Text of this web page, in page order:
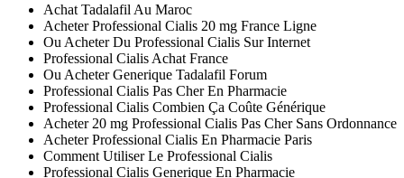
Achat Tadalafil Au Maroc
Acheter Professional Cialis 20 mg France Ligne
Ou Acheter Du Professional Cialis Sur Internet
Professional Cialis Achat France
Ou Acheter Generique Tadalafil Forum
Professional Cialis Pas Cher En Pharmacie
Professional Cialis Combien Ça Coûte Générique
Acheter 20 mg Professional Cialis Pas Cher Sans Ordonnance
Acheter Professional Cialis En Pharmacie Paris
Comment Utiliser Le Professional Cialis
Professional Cialis Generique En Pharmacie